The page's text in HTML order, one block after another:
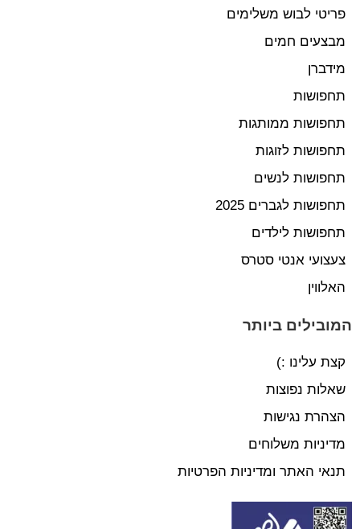
פריטי לבוש משלימים
מבצעים חמים
מידברן
תחפושות
תחפושות ממותגות
תחפושות לזוגות
תחפושות לנשים
תחפושות לגברים 2025
תחפושות לילדים
צעצועי אנטי סטרס
האלווין
המובילים ביותר
קצת עלינו :)
שאלות נפוצות
הצהרת נגישות
מדיניות משלוחים
תנאי האתר ומדיניות הפרטיות